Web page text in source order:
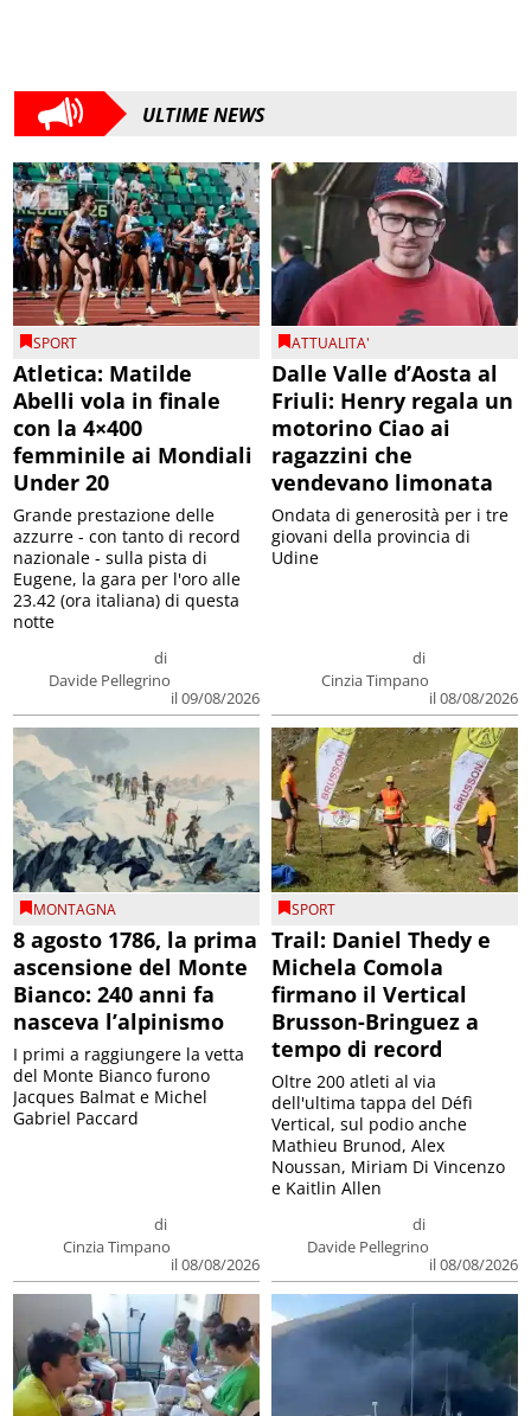
ULTIME NEWS
SPORT
Atletica: Matilde
Abelli vola in finale
con la 4×400
femminile ai Mondiali
Under 20
di
Davide Pellegrino
il 09/08/2026
Grande prestazione delle
azzurre - con tanto di record
nazionale - sulla pista di
Eugene, la gara per l'oro alle
23.42 (ora italiana) di questa
notte
ATTUALITA'
Dalle Valle d’Aosta al
Friuli: Henry regala un
motorino Ciao ai
ragazzini che
vendevano limonata
di
Cinzia Timpano
il 08/08/2026
Ondata di generosità per i tre
giovani della provincia di
Udine
MONTAGNA
8 agosto 1786, la prima
ascensione del Monte
Bianco: 240 anni fa
nasceva l’alpinismo
di
Cinzia Timpano
il 08/08/2026
I primi a raggiungere la vetta
del Monte Bianco furono
Jacques Balmat e Michel
Gabriel Paccard
SPORT
Trail: Daniel Thedy e
Michela Comola
firmano il Vertical
Brusson-Bringuez a
tempo di record
di
Davide Pellegrino
il 08/08/2026
Oltre 200 atleti al via
dell'ultima tappa del Défì
Vertical, sul podio anche
Mathieu Brunod, Alex
Noussan, Miriam Di Vincenzo
e Kaitlin Allen